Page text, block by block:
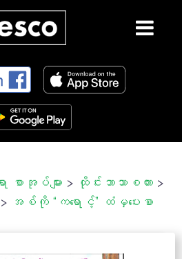
ာအုပ်များ > ထိုင်းဘာသာစကား >
> အစ်ကို “ကရောင့်” ထံမှပေးစာ